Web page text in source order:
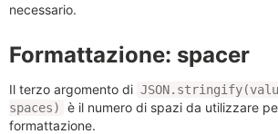
necessario.
Formattazione: spacer
Il terzo argomento di
spaces)
è il numero di spazi da utilizzare
formattazione.